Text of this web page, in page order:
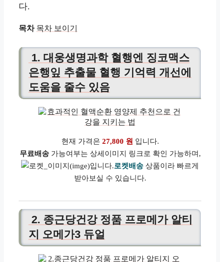
다.
목차 목차 보이기
1. 대웅생명과학 혈행엔 징코맥스
은행잎 추출물 혈행 기억력 개선에
도움을 줄수 있음
현재 가격은 27,800 원 입니다.
무료배송가능여부는 상세이미지 링크로 확인 가능하며,
로켓배송 상품이라 빠르게
받아보실 수 있습니다.
2. 종근당건강 정품 프로메가 알티
지 오메가3 듀얼